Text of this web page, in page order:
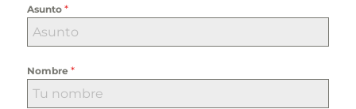
Asunto *
Nombre *